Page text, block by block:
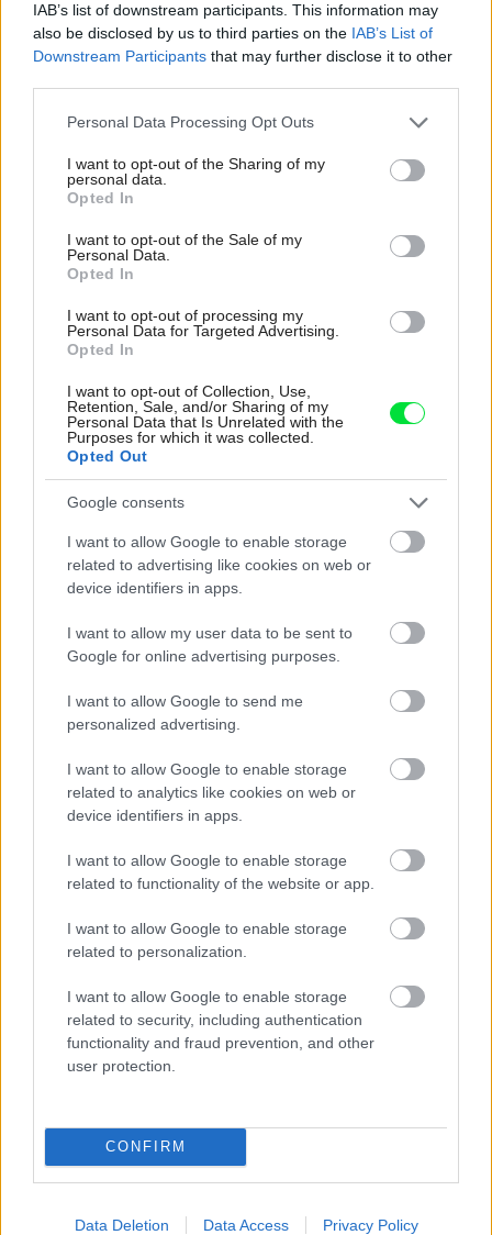
IAB’s list of downstream participants. This information may
also be disclosed by us to third parties on the IAB’s List of
Downstream Participants that may further disclose it to other
Please note that this website/app uses one or more Google
not limited to your visit or usage behaviour. You may click to
grant or deny consent to Google and its third-party tags to
use your data for below specified purposes in below Google
consent section.
Personal Data Processing Opt Outs
I want to opt-out of the Sharing of my
personal data.
Opted In
I want to opt-out of the Sale of my
Personal Data.
Opted In
I want to opt-out of processing my
Personal Data for Targeted Advertising.
Opted In
I want to opt-out of Collection, Use,
Retention, Sale, and/or Sharing of my
Personal Data that Is Unrelated with the
Purposes for which it was collected.
Opted Out
Google consents
I want to allow Google to enable storage
related to advertising like cookies on web or
device identifiers in apps.
I want to allow my user data to be sent to
Google for online advertising purposes.
I want to allow Google to send me
personalized advertising.
I want to allow Google to enable storage
related to analytics like cookies on web or
device identifiers in apps.
I want to allow Google to enable storage
related to functionality of the website or app.
I want to allow Google to enable storage
related to personalization.
I want to allow Google to enable storage
related to security, including authentication
functionality and fraud prevention, and other
user protection.
CONFIRM
Data Deletion Data Access Privacy Policy
Ale vždy, keď…
Re: Toto je najväčší mýtus pri ošetrení dreva a môže vás
sa zbavilo zarodkov skodcov...
Najnovšie časopisy
Môj dom 07-08/2026
Mohlo by vás zaujímať
Dva mosty v Trebišove sú
v havarijnom stave. Čaká
ich oprava spolu za 11,4
a potichu odídeme